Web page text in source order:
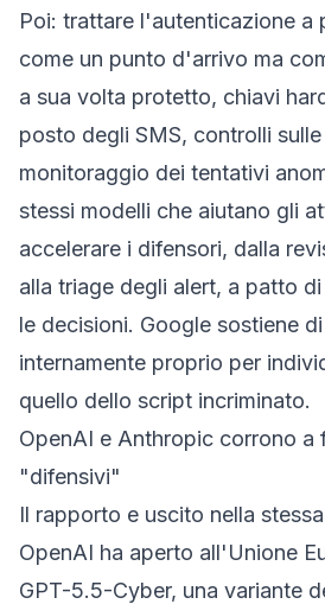
Poi: trattare l'autenticazione a
come un punto d'arrivo ma
a sua volta protetto, chiavi
posto degli SMS, controlli
monitoraggio dei tentativi
stessi modelli che aiutano gli
accelerare i difensori, dalla
alla triage degli alert, a patto
le decisioni. Google sostiene
internamente proprio per
quello dello script incriminato.
OpenAI e Anthropic corrono a
"difensivi"
Il rapporto e uscito nella
OpenAI ha aperto all'Unione
GPT-5.5-Cyber, una variante